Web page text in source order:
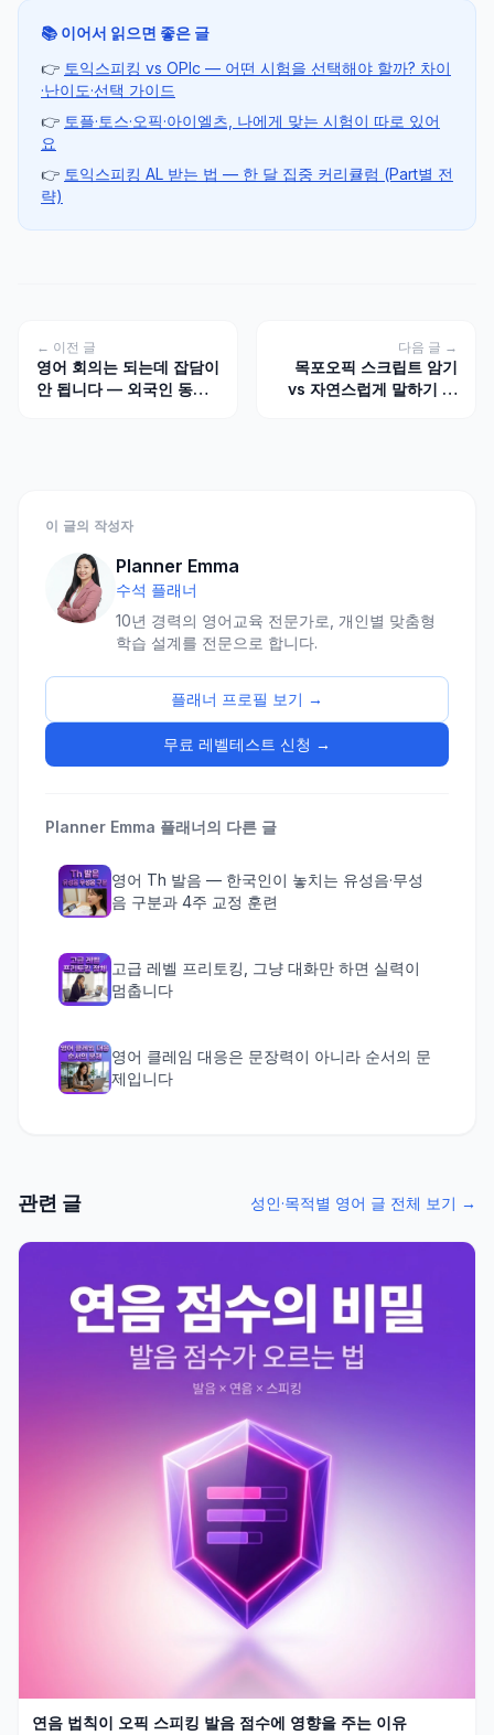
📚 이어서 읽으면 좋은 글
👉 토익스피킹 vs OPIc — 어떤 시험을 선택해야 할까? 차이
·난이도·선택 가이드
👉 토플·토스·오픽·아이엘츠, 나에게 맞는 시험이 따로 있어
요
👉 토익스피킹 AL 받는 법 — 한 달 집중 커리큘럼 (Part별 전
략)
← 이전 글
영어 회의는 되는데 잡담이
안 됩니다 — 외국인 동료
다음 글 →
목포오픽 스크립트 암기
vs 자연스럽게 말하기 비
이 글의 작성자
Planner Emma
수석 플래너
10년 경력의 영어교육 전문가로, 개인별 맞춤형
학습 설계를 전문으로 합니다.
플래너 프로필 보기 →
무료 레벨테스트 신청 →
Planner Emma 플래너의 다른 글
영어 Th 발음 — 한국인이 놓치는 유성음·무성
음 구분과 4주 교정 훈련
고급 레벨 프리토킹, 그냥 대화만 하면 실력이
멈춥니다
영어 클레임 대응은 문장력이 아니라 순서의 문
제입니다
관련 글 성인·목적별 영어 글 전체 보기 →
연음 법칙이 오픽 스피킹 발음 점수에 영향을 주는 이유